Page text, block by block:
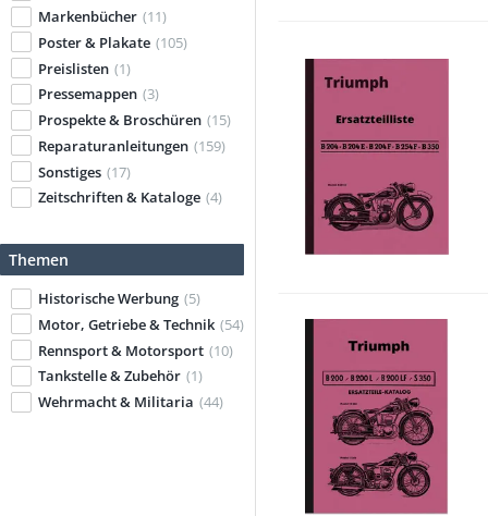
Markenbücher (11)
Poster & Plakate (105)
Preislisten (1)
Pressemappen (3)
Prospekte & Broschüren (15)
Reparaturanleitungen (159)
Sonstiges (17)
Zeitschriften & Kataloge (4)
Themen
Historische Werbung (5)
Motor, Getriebe & Technik (54)
Rennsport & Motorsport (10)
Tankstelle & Zubehör (1)
Wehrmacht & Militaria (44)